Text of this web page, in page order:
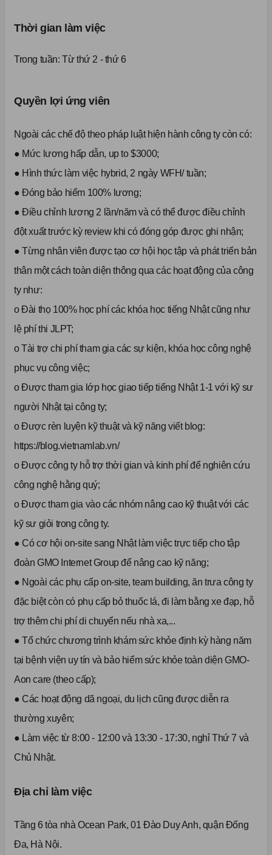
Thời gian làm việc
Trong tuần:Từ thứ 2 - thứ 6
Quyền lợi ứng viên
Ngoài các chế độ theo pháp luật hiện hành công ty còn có:
● Mức lương hấp dẫn, up to $3000;
● Hình thức làm việc hybrid, 2 ngày WFH/ tuần;
● Đóng bảo hiểm 100% lương;
● Điều chỉnh lương 2 lần/năm và có thể được điều chỉnh
đột xuất trước kỳ review khi có đóng góp được ghi nhận;
● Từng nhân viên được tạo cơ hội học tập và phát triển bản
thân một cách toàn diện thông qua các hoạt động của công
ty như:
o Đài thọ 100% học phí các khóa học tiếng Nhật cũng như
lệ phí thi JLPT;
o Tài trợ chi phí tham gia các sự kiện, khóa học công nghệ
phục vụ công việc;
o Được tham gia lớp học giao tiếp tiếng Nhật 1-1 với kỹ sư
người Nhật tại công ty;
o Được rèn luyện kỹ thuật và kỹ năng viết blog:
https://blog.vietnamlab.vn/
o Được công ty hỗ trợ thời gian và kinh phí để nghiên cứu
công nghệ hằng quý;
o Được tham gia vào các nhóm nâng cao kỹ thuật với các
kỹ sư giỏi trong công ty.
● Có cơ hội on-site sang Nhật làm việc trực tiếp cho tập
đoàn GMO Internet Group để nâng cao kỹ năng;
● Ngoài các phụ cấp on-site, team building, ăn trưa công ty
đặc biệt còn có phụ cấp bỏ thuốc lá, đi làm bằng xe đạp, hỗ
trợ thêm chi phí di chuyển nếu nhà xa,...
● Tổ chức chương trình khám sức khỏe định kỳ hàng năm
tại bệnh viện uy tín và bảo hiểm sức khỏe toàn diện GMO-
Aon care (theo cấp);
● Các hoạt động dã ngoại, du lịch cũng được diễn ra
thường xuyên;
● Làm việc từ 8:00 - 12:00 và 13:30 - 17:30, nghỉ Thứ 7 và
Chủ Nhật.
Địa chỉ làm việc
Tầng 6 tòa nhà Ocean Park, 01 Đào Duy Anh, quận Đống
Đa, Hà Nội.